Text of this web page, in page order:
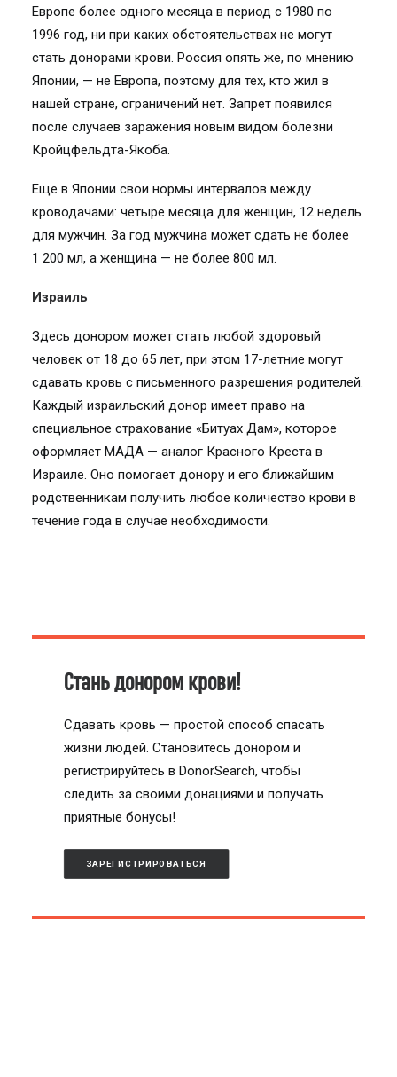
Европе более одного месяца в период с 1980 по
1996 год, ни при каких обстоятельствах не могут
стать донорами крови. Россия опять же, по мнению
Японии, — не Европа, поэтому для тех, кто жил в
нашей стране, ограничений нет. Запрет появился
после случаев заражения новым видом болезни
Кройцфельдта-Якоба.
Еще в Японии свои нормы интервалов между
кроводачами: четыре месяца для женщин, 12 недель
для мужчин. За год мужчина может сдать не более
1 200 мл, а женщина — не более 800 мл.
Израиль
Здесь донором может стать любой здоровый
человек от 18 до 65 лет, при этом 17-летние могут
сдавать кровь с письменного разрешения родителей.
Каждый израильский донор имеет право на
специальное страхование «Битуах Дам», которое
оформляет МАДА — аналог Красного Креста в
Израиле. Оно помогает донору и его ближайшим
родственникам получить любое количество крови в
течение года в случае необходимости.
Стань донором крови!
Сдавать кровь — простой способ спасать
жизни людей. Становитесь донором и
регистрируйтесь в DonorSearch, чтобы
следить за своими донациями и получать
приятные бонусы!
ЗАРЕГИСТРИРОВАТЬСЯ